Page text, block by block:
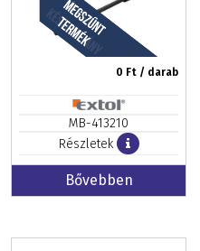
0 Ft / darab
MB-413210
Részletek
Bővebben